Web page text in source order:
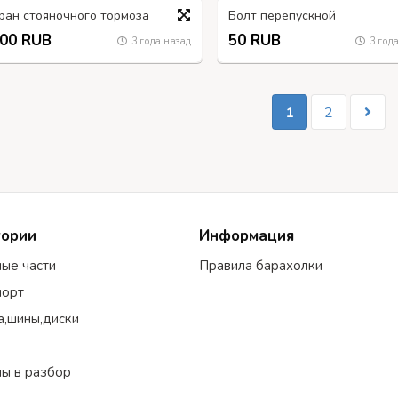
стояночного тормоза
RUB 3 года назад
Болт перепускной
50 RUB 3
1 2
части
в разбор
Информация
Правила барахолки